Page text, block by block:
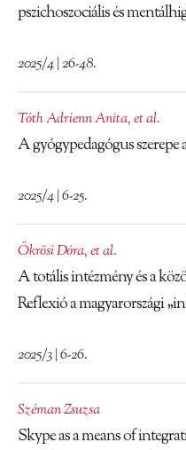
pszichoszociális és
2025/4 | 26-48.
Tóth Adrienn Anita,et al.
A gyógypedagógus szerepe
2025/4 | 6-25.
Ökrösi Dóra,et al.
A totális intézmény és a
Reflexió a magyarországi
2025/3 | 6-26.
Széman Zsuzsa
Skype as a means of